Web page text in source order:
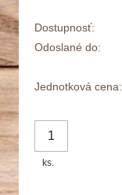
Dostupnosť:
Odoslané do:
Jednotková cena:
ks.